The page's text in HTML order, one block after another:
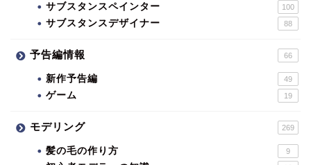
サブスタンスペインター 100
サブスタンスデザイナー 88
予告編情報 66
新作予告編 49
ゲーム 19
モデリング 269
髪の毛の作り方 9